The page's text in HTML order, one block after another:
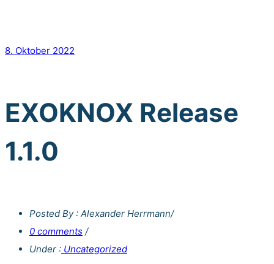
8. Oktober 2022
EXOKNOX Release
1.1.0
Posted By : Alexander Herrmann/
0 comments /
Under : Uncategorized